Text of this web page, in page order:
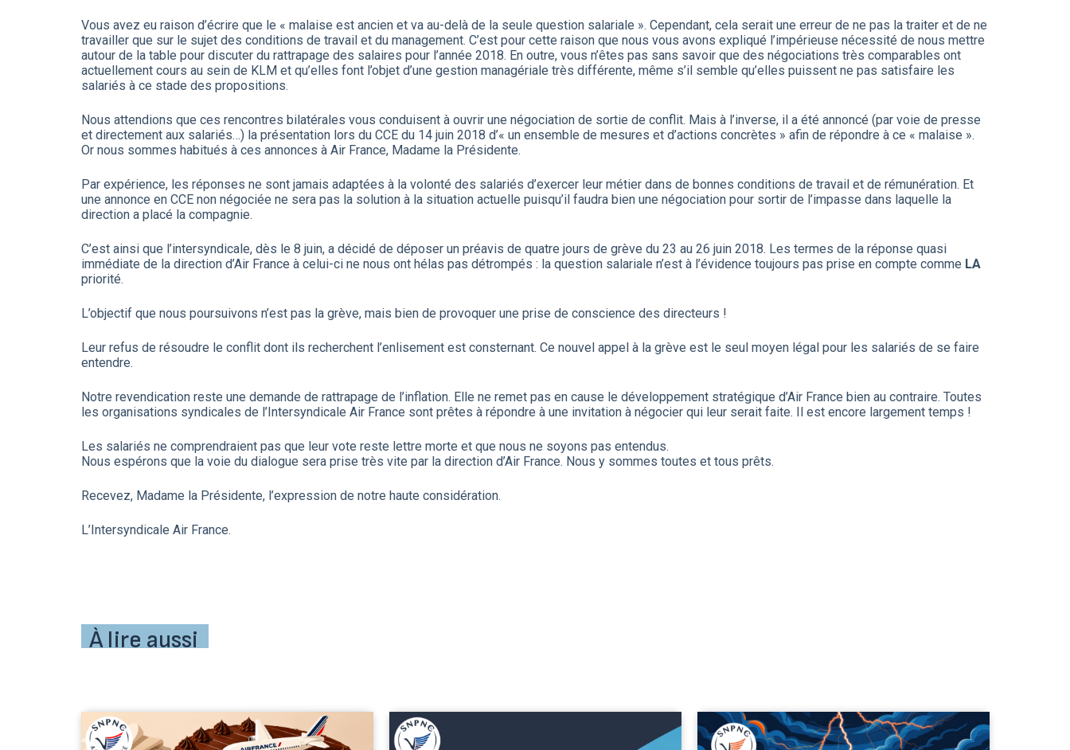
Vous avez eu raison d’écrire que le « malaise est ancien et va au-delà de la seule question salariale ». Cependant, cela serait une erreur de ne pas la traiter et de ne
travailler que sur le sujet des conditions de travail et du management. C’est pour cette raison que nous vous avons expliqué l’impérieuse nécessité de nous mettre
autour de la table pour discuter du rattrapage des salaires pour l’année 2018. En outre, vous n’êtes pas sans savoir que des négociations très comparables ont
actuellement cours au sein de KLM et qu’elles font l’objet d’une gestion managériale très différente, même s’il semble qu’elles puissent ne pas satisfaire les
salariés à ce stade des propositions.
Nous attendions que ces rencontres bilatérales vous conduisent à ouvrir une négociation de sortie de conflit. Mais à l’inverse, il a été annoncé (par voie de presse
et directement aux salariés…) la présentation lors du CCE du 14 juin 2018 d’« un ensemble de mesures et d’actions concrètes » afin de répondre à ce « malaise ».
Or nous sommes habitués à ces annonces à Air France, Madame la Présidente.
Par expérience, les réponses ne sont jamais adaptées à la volonté des salariés d’exercer leur métier dans de bonnes conditions de travail et de rémunération. Et
une annonce en CCE non négociée ne sera pas la solution à la situation actuelle puisqu’il faudra bien une négociation pour sortir de l’impasse dans laquelle la
direction a placé la compagnie.
C’est ainsi que l’intersyndicale, dès le 8 juin, a décidé de déposer un préavis de quatre jours de grève du 23 au 26 juin 2018. Les termes de la réponse quasi
immédiate de la direction d’Air France à celui-ci ne nous ont hélas pas détrompés : la question salariale n’est à l’évidence toujours pas prise en compte comme LA
priorité.
L’objectif que nous poursuivons n’est pas la grève, mais bien de provoquer une prise de conscience des directeurs !
Leur refus de résoudre le conflit dont ils recherchent l’enlisement est consternant. Ce nouvel appel à la grève est le seul moyen légal pour les salariés de se faire
entendre.
Notre revendication reste une demande de rattrapage de l’inflation. Elle ne remet pas en cause le développement stratégique d’Air France bien au contraire. Toutes
les organisations syndicales de l’Intersyndicale Air France sont prêtes à répondre à une invitation à négocier qui leur serait faite. Il est encore largement temps !
Les salariés ne comprendraient pas que leur vote reste lettre morte et que nous ne soyons pas entendus.
Nous espérons que la voie du dialogue sera prise très vite par la direction d’Air France. Nous y sommes toutes et tous prêts.
Recevez, Madame la Présidente, l’expression de notre haute considération.
L’Intersyndicale Air France.
À lire aussi